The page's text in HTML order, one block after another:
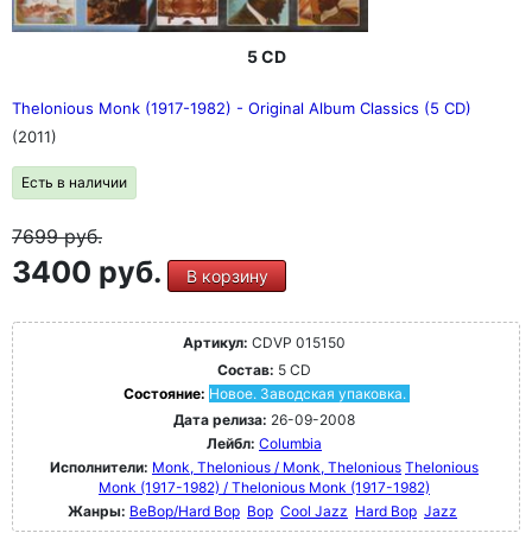
5 CD
Thelonious Monk (1917-1982) - Original Album Classics (5 CD)
(2011)
Есть в наличии
7699руб.
3400 руб. В корзину
Артикул: CDVP 015150
Состав: 5 CD
Состояние: Новое. Заводская упаковка.
Дата релиза: 26-09-2008
Лейбл: Columbia
Исполнители: Monk, Thelonious / Monk, Thelonious Thelonious
Monk (1917-1982) / Thelonious Monk (1917-1982)
Жанры: BeBop/Hard Bop Bop Cool Jazz Hard Bop Jazz